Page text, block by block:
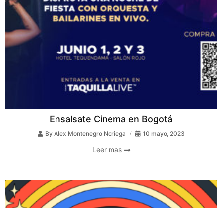
Ensalsate Cinema en Bogotá
By Alex Montenegro Noriega 10 mayo, 2023
Leer mas